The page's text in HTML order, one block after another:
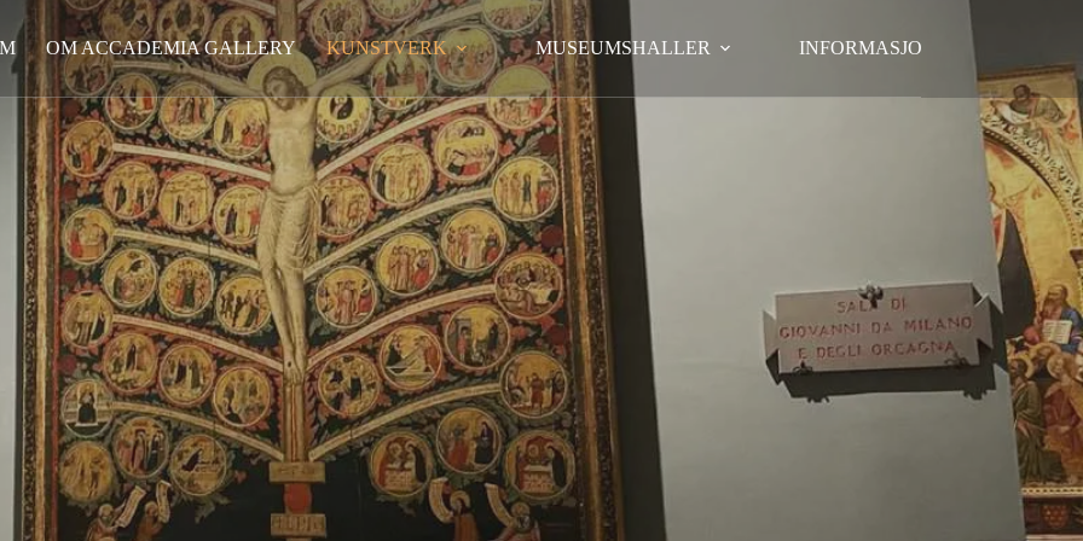
OM ACCADEMIA GALLERY KUNSTVERK MUSEUMSHALLER INFORMASJON TIL